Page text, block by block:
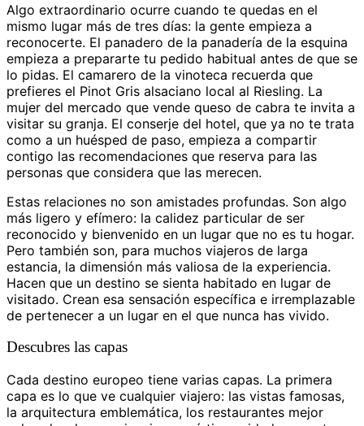
Algo extraordinario ocurre cuando te quedas en el
mismo lugar más de tres días: la gente empieza a
reconocerte. El panadero de la panadería de la esquina
empieza a prepararte tu pedido habitual antes de que se
lo pidas. El camarero de la vinoteca recuerda que
prefieres el Pinot Gris alsaciano local al Riesling. La
mujer del mercado que vende queso de cabra te invita a
visitar su granja. El conserje del hotel, que ya no te trata
como a un huésped de paso, empieza a compartir
contigo las recomendaciones que reserva para las
personas que considera que las merecen.
Estas relaciones no son amistades profundas. Son algo
más ligero y efímero: la calidez particular de ser
reconocido y bienvenido en un lugar que no es tu hogar.
Pero también son, para muchos viajeros de larga
estancia, la dimensión más valiosa de la experiencia.
Hacen que un destino se sienta habitado en lugar de
visitado. Crean esa sensación específica e irremplazable
de pertenecer a un lugar en el que nunca has vivido.
Descubres las capas
Cada destino europeo tiene varias capas. La primera
capa es lo que ve cualquier viajero: las vistas famosas,
la arquitectura emblemática, los restaurantes mejor